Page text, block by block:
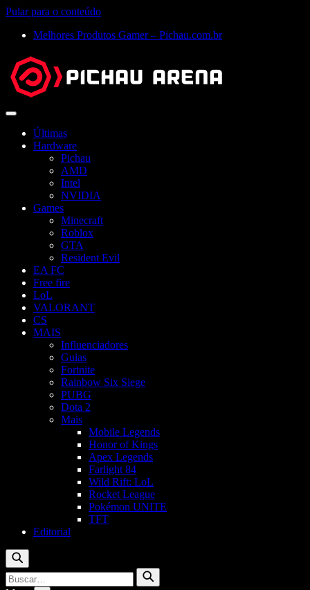
Pular para o conteúdo
Melhores Produtos Gamer – Pichau.com.br
Abrir
Últimas
Hardware
Pichau
AMD
Intel
NVIDIA
Games
Minecraft
Roblox
GTA
Resident Evil
EA FC
Free fire
LoL
VALORANT
CS
MAIS
Influenciadores
Guias
Fortnite
Rainbow Six Siege
PUBG
Dota 2
Mais
Mobile Legends
Honor of Kings
Apex Legends
Farlight 84
Wild Rift: LoL
Rocket League
Pokémon UNITE
TFT
Editorial
Buscar
Buscar
por:
Buscar